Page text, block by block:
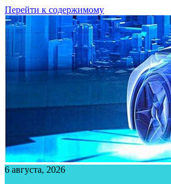
Перейти к содержимому
6 августа, 2026